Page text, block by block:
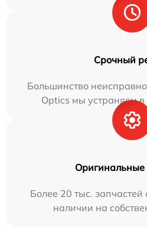
Срочный
Большинство
Optics мы устраняем в
Оригинальные
Более 20 тыс. запчастей
наличии на